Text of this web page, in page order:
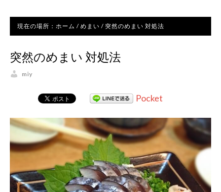
現在の場所： ホーム / めまい / 突然のめまい 対処法
突然のめまい 対処法
miy
Pocket